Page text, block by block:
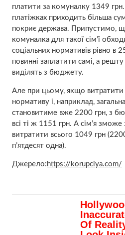
платити за комуналку 1349
платіжках приходить більша
покриє держава. Припустимо,
комуналка для такої сім’ї
соціальних нормативів рівно в
повинні заплатити самі, а
виділять з бюджету.
Але при цьому, якщо витратити
нормативу і, наприклад,
становитиме вже 2200 грн, з
всі ті ж 1151 грн. А сім’я зможе
витратити всього 1049 грн
п’ятдесят одна).
Джерело: https://korupciya.com/